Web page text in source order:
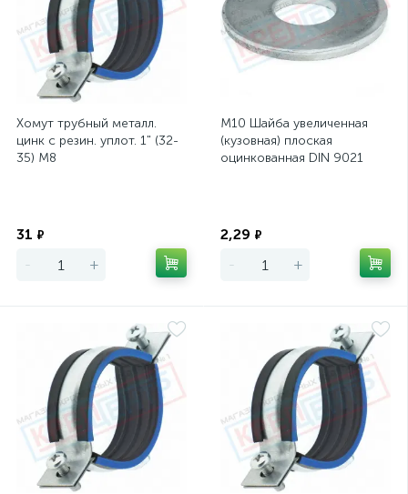
Хомут трубный металл.
цинк с резин. уплот. 1" (32-
35) М8
31 ₽
- +
М10 Шайба увеличенная
(кузовная) плоская
оцинкованная DIN 9021
2,29 ₽
- +